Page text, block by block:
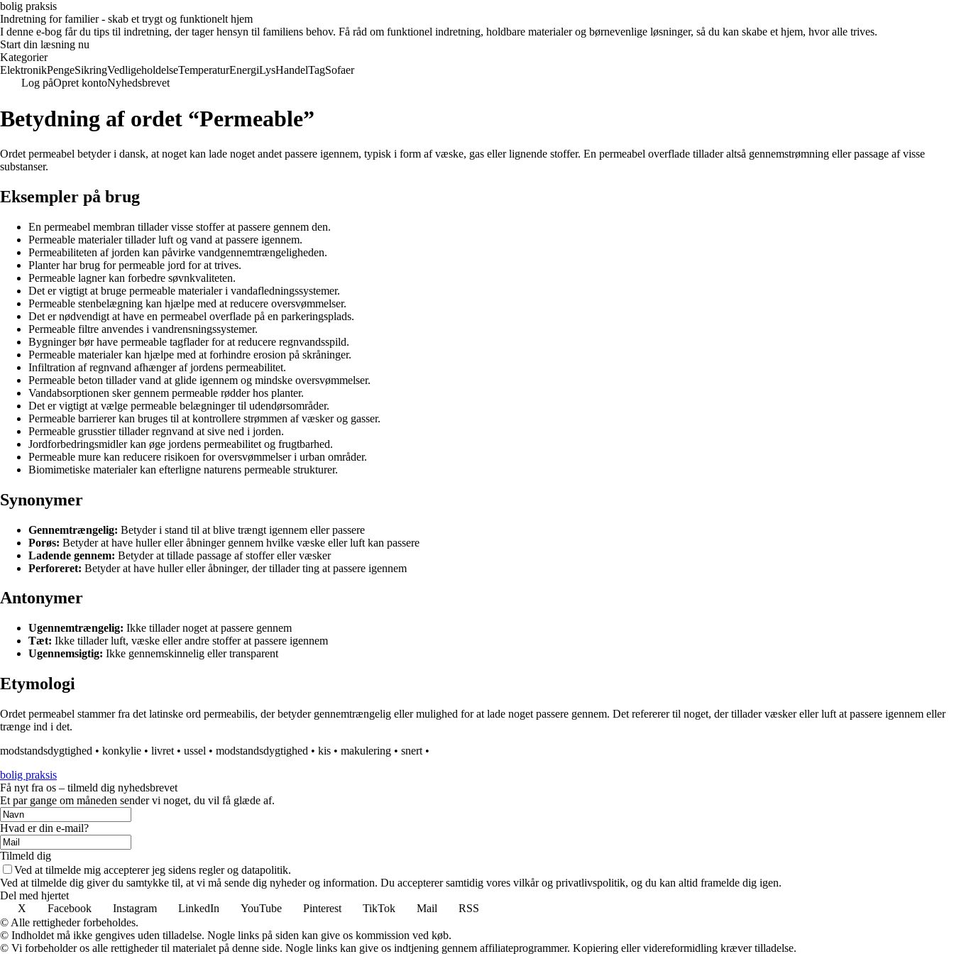
bolig praksis
Indretning for familier - skab et trygt og funktionelt hjem
I denne e-bog får du tips til indretning, der tager hensyn til familiens behov. Få råd om funktionel indretning, holdbare materialer og børnevenlige løsninger, så du kan skabe et hjem, hvor alle trives.
Start din læsning nu
Kategorier
ElektronikPengeSikringVedligeholdelseTemperaturEnergiLysHandelTagSofaer
Log påOpret kontoNyhedsbrevet
Betydning af ordet “Permeable”
Ordet permeabel betyder i dansk, at noget kan lade noget andet passere igennem, typisk i form af væske, gas eller lignende stoffer. En permeabel overflade tillader altså gennemstrømning eller passage af visse
substanser.
Eksempler på brug
En permeabel membran tillader visse stoffer at passere gennem den.
Permeable materialer tillader luft og vand at passere igennem.
Permeabiliteten af jorden kan påvirke vandgennemtrængeligheden.
Planter har brug for permeable jord for at trives.
Permeable lagner kan forbedre søvnkvaliteten.
Det er vigtigt at bruge permeable materialer i vandafledningssystemer.
Permeable stenbelægning kan hjælpe med at reducere oversvømmelser.
Det er nødvendigt at have en permeabel overflade på en parkeringsplads.
Permeable filtre anvendes i vandrensningssystemer.
Bygninger bør have permeable tagflader for at reducere regnvandsspild.
Permeable materialer kan hjælpe med at forhindre erosion på skråninger.
Infiltration af regnvand afhænger af jordens permeabilitet.
Permeable beton tillader vand at glide igennem og mindske oversvømmelser.
Vandabsorptionen sker gennem permeable rødder hos planter.
Det er vigtigt at vælge permeable belægninger til udendørsområder.
Permeable barrierer kan bruges til at kontrollere strømmen af væsker og gasser.
Permeable grusstier tillader regnvand at sive ned i jorden.
Jordforbedringsmidler kan øge jordens permeabilitet og frugtbarhed.
Permeable mure kan reducere risikoen for oversvømmelser i urban områder.
Biomimetiske materialer kan efterligne naturens permeable strukturer.
Synonymer
Gennemtrængelig: Betyder i stand til at blive trængt igennem eller passere
Porøs: Betyder at have huller eller åbninger gennem hvilke væske eller luft kan passere
Ladende gennem: Betyder at tillade passage af stoffer eller væsker
Perforeret: Betyder at have huller eller åbninger, der tillader ting at passere igennem
Antonymer
Ugennemtrængelig: Ikke tillader noget at passere gennem
Tæt: Ikke tillader luft, væske eller andre stoffer at passere igennem
Ugennemsigtig: Ikke gennemskinnelig eller transparent
Etymologi
Ordet permeabel stammer fra det latinske ord permeabilis, der betyder gennemtrængelig eller mulighed for at lade noget passere gennem. Det refererer til noget, der tillader væsker eller luft at passere igennem eller
trænge ind i det.
modstandsdygtighed • konkylie • livret • ussel • modstandsdygtighed • kis • makulering • snert •
bolig praksis
Få nyt fra os – tilmeld dig nyhedsbrevet
Et par gange om måneden sender vi noget, du vil få glæde af.
Hvad er din e-mail?
Tilmeld dig
Ved at tilmelde mig accepterer jeg sidens regler og datapolitik.
Ved at tilmelde dig giver du samtykke til, at vi må sende dig nyheder og information. Du accepterer samtidig vores vilkår og privatlivspolitik, og du kan altid framelde dig igen.
Del med hjertet
X
Facebook Instagram LinkedIn YouTube Pinterest TikTok Mail
RSS
© Alle rettigheder forbeholdes.
© Indholdet må ikke gengives uden tilladelse. Nogle links på siden kan give os kommission ved køb.
© Vi forbeholder os alle rettigheder til materialet på denne side. Nogle links kan give os indtjening gennem affiliateprogrammer. Kopiering eller videreformidling kræver tilladelse.